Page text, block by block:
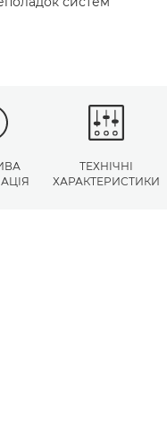
ТЕХНІЧНІ
ХАРАКТЕРИСТИКИ